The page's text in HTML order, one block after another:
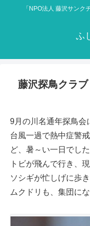
「NPO法人 藤沢サンク
ふ
藤沢探鳥クラ
9月の川名通年探鳥会
台風一過で熱中症警
ど、暑～い一日でした
トビが飛んで行き、
ソシギが忙しげに歩
ムクドリも、集団に